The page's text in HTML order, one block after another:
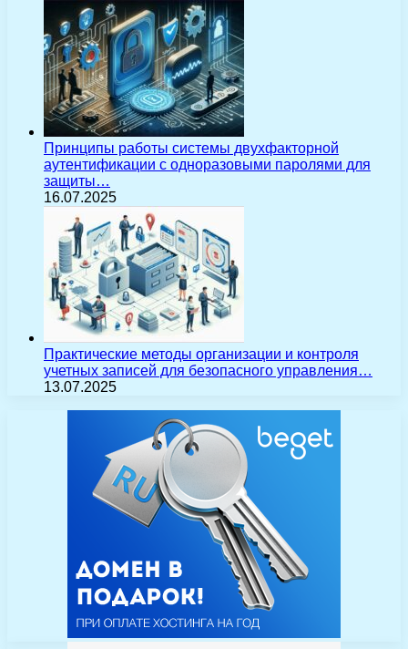
Принципы работы системы двухфакторной
аутентификации с одноразовыми паролями для
защиты…
16.07.2025
Практические методы организации и контроля
учетных записей для безопасного управления…
13.07.2025